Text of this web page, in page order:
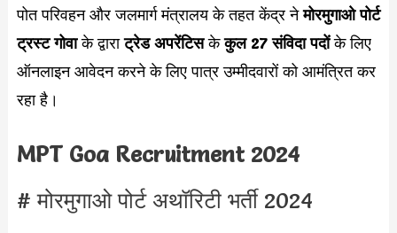
पोत परिवहन और जलमार्ग मंत्रालय के तहत केंद्र नेमोरमुगाओ पोर्ट
ट्रस्ट गोवाके द्वाराट्रेड अपरेंटिसकेकुल 27 संविदा पदोंके लिए
ऑनलाइन आवेदन करने के लिए पात्र उम्मीदवारों को आमंत्रित कर
रहा है।
MPT Goa Recruitment 2024
# मोरमुगाओ पोर्ट अथॉरिटी भर्ती 2024